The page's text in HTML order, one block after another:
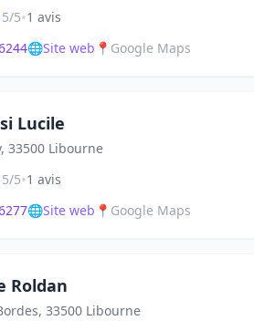
5/5•1 avis
🌐Site web 📍 Google Maps
Lucile
33500 Libourne
5/5•1 avis
🌐Site web 📍 Google Maps
Roldan
33500 Libourne